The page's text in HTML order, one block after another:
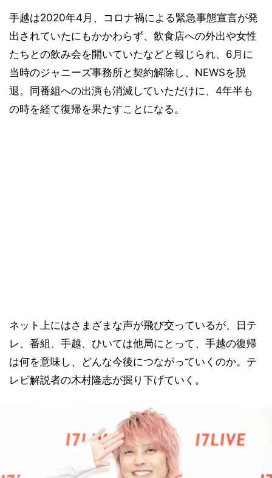
手越は2020年4月、コロナ禍による緊急事態宣言が発
出されていたにもかかわらず、飲食店への外出や女性
たちとの飲み会を開いていたなどと報じられ、6月に
当時のジャニーズ事務所と契約解除し、NEWSを脱
退。同番組への出演も消滅していただけに、4年半も
の時を経て復帰を果たすことになる。
ネット上にはさまざまな声が飛び交っているが、日テ
レ、番組、手越、ひいては他局にとって、手越の復帰
は何を意味し、どんな今後につながっていくのか。テ
レビ解説者の木村隆志が掘り下げていく。